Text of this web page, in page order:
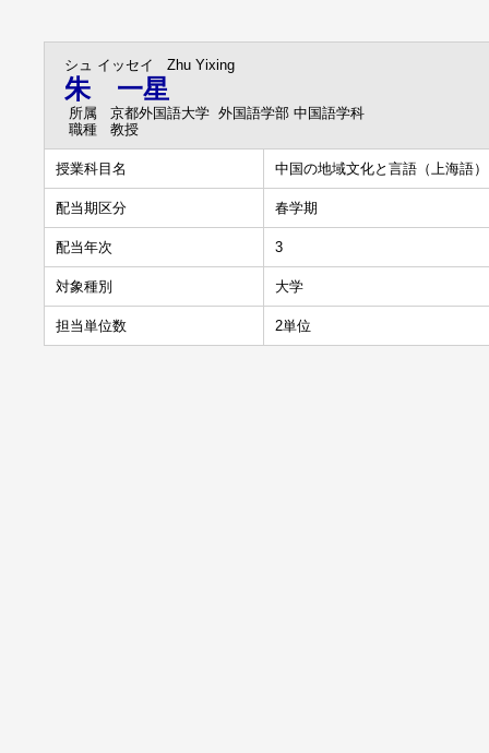
シュ イッセイ Zhu Yixing
朱 一星
所属
京都外国語大学 外国語学部 中国語学科
職種
教授
授業科目名 中国の地域文化と言語（上海語）
配当期区分 春学期
配当年次 3
対象種別 大学
担当単位数 2単位